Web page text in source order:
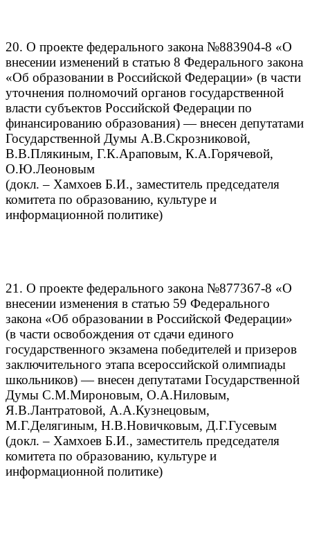
20. О проекте федерального закона №883904-8 «О
внесении изменений в статью 8 Федерального закона
«Об образовании в Российской Федерации» (в части
уточнения полномочий органов государственной
власти субъектов Российской Федерации по
финансированию образования) — внесен депутатами
Государственной Думы А.В.Скрозниковой,
В.В.Плякиным, Г.К.Араповым, К.А.Горячевой,
О.Ю.Леоновым
(докл. – Хамхоев Б.И., заместитель председателя
комитета по образованию, культуре и
информационной политике)
21. О проекте федерального закона №877367-8 «О
внесении изменения в статью 59 Федерального
закона «Об образовании в Российской Федерации»
(в части освобождения от сдачи единого
государственного экзамена победителей и призеров
заключительного этапа всероссийской олимпиады
школьников) — внесен депутатами Государственной
Думы С.М.Мироновым, О.А.Ниловым,
Я.В.Лантратовой, А.А.Кузнецовым,
М.Г.Делягиным, Н.В.Новичковым, Д.Г.Гусевым
(докл. – Хамхоев Б.И., заместитель председателя
комитета по образованию, культуре и
информационной политике)